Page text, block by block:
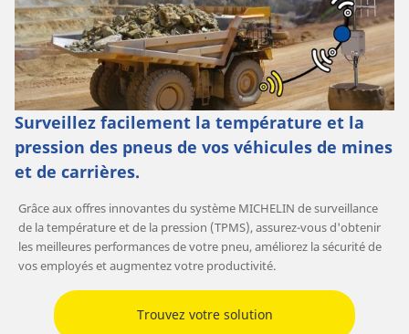
Surveillez facilement la température et la
pression des pneus de vos véhicules de mines
et de carrières.
Grâce aux offres innovantes du système MICHELIN de surveillance
de la température et de la pression (TPMS), assurez-vous d'obtenir
les meilleures performances de votre pneu, améliorez la sécurité de
vos employés et augmentez votre productivité.
Trouvez votre solution